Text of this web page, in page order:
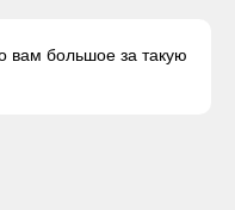
вам большое за такую